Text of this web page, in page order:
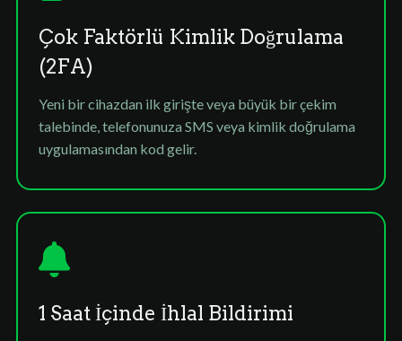
Çok Faktörlü Kimlik Doğrulama
(2FA)
Yeni bir cihazdan ilk girişte veya büyük bir çekim
talebinde, telefonunuza SMS veya kimlik doğrulama
uygulamasından kod gelir.
1 Saat İçinde İhlal Bildirimi